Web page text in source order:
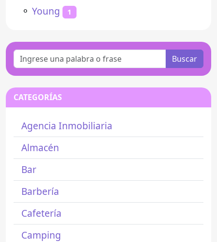
⚬ Young 1
Buscar
CATEGORÍAS
Agencia Inmobiliaria
Almacén
Bar
Barbería
Cafetería
Camping